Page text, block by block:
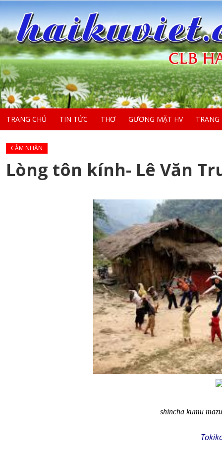
TRANG CHỦ TIN TỨC THƠ GƯƠNG MẶT HV
CẢM NHẬN
Lòng tôn kính- Lê Văn
shincha kumu